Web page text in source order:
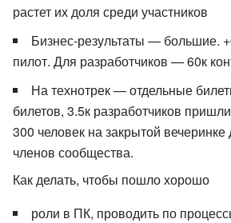
растет их доля среди участников
Бизнес-результаты — большие.
пилот. Для разработчиков — 60к
На технотрек — отдельные
билетов, 3.5к разработчиков
300 человек на закрытой вечеринке
членов сообщества.
Как делать, чтобы пошло хорошо
роли в ПК, проводить по